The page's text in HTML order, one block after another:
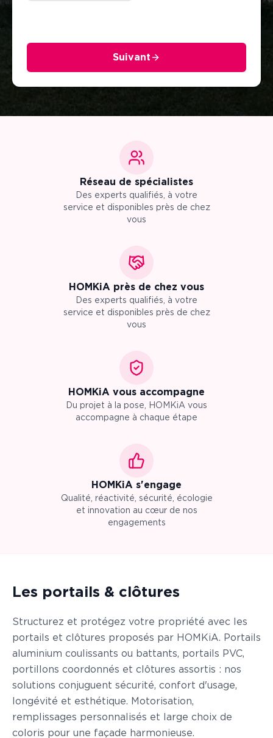
Suivant
Réseau de spécialistes
Des experts qualifiés, à votre
service et disponibles près de chez
vous
HOMKiA près de chez vous
Des experts qualifiés, à votre
service et disponibles près de chez
vous
HOMKiA vous accompagne
Du projet à la pose, HOMKiA vous
accompagne à chaque étape
HOMKiA s'engage
Qualité, réactivité, sécurité, écologie
et innovation au cœur de nos
engagements
Les portails & clôtures
Structurez et protégez votre propriété avec les
portails et clôtures proposés par HOMKiA. Portails
aluminium coulissants ou battants, portails PVC,
portillons coordonnés et clôtures assortis : nos
solutions conjuguent sécurité, confort d'usage,
longévité et esthétique. Motorisation,
remplissages personnalisés et large choix de
coloris pour une façade harmonieuse.